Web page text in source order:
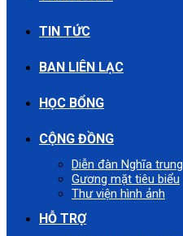
TIN TỨC
BAN LIÊN LẠC
HỌC BỔNG
CỘNG ĐỒNG
Diễn đàn Nghĩa trung
Gương mặt tiêu biểu
Thư viện hình ảnh
HỖ TRỢ